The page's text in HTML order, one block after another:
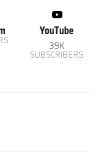
YouTube
39K
SUBSCRIBERS